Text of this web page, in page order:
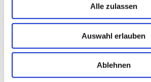
Alle zulassen
Auswahl erlauben
Ablehnen
in unserer neuen
unbedeutende
angekommen.
Deshalb
bekommen wir es
Leute nach einer
neuen
Herausforderung,